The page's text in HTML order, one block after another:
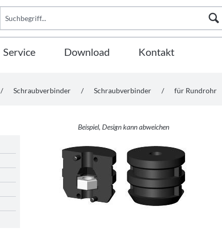
Service Download Kontakt
/ Schraubverbinder / Schraubverbinder / für Rundrohr
Beispiel, Design kann abweichen